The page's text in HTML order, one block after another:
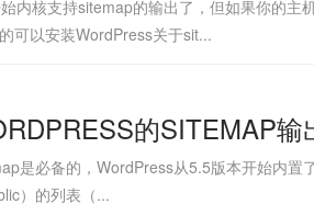
内核支持sitemap的输出了，但如果你的主
可以安装WordPress关于sit...
的SITEMAP输
是必备的，WordPress从5.5版本开始内
）的列表（...